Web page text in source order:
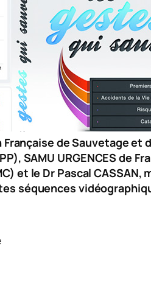
Française de Sauvetage
SAMU URGENCES de
et le Dr Pascal
séquences